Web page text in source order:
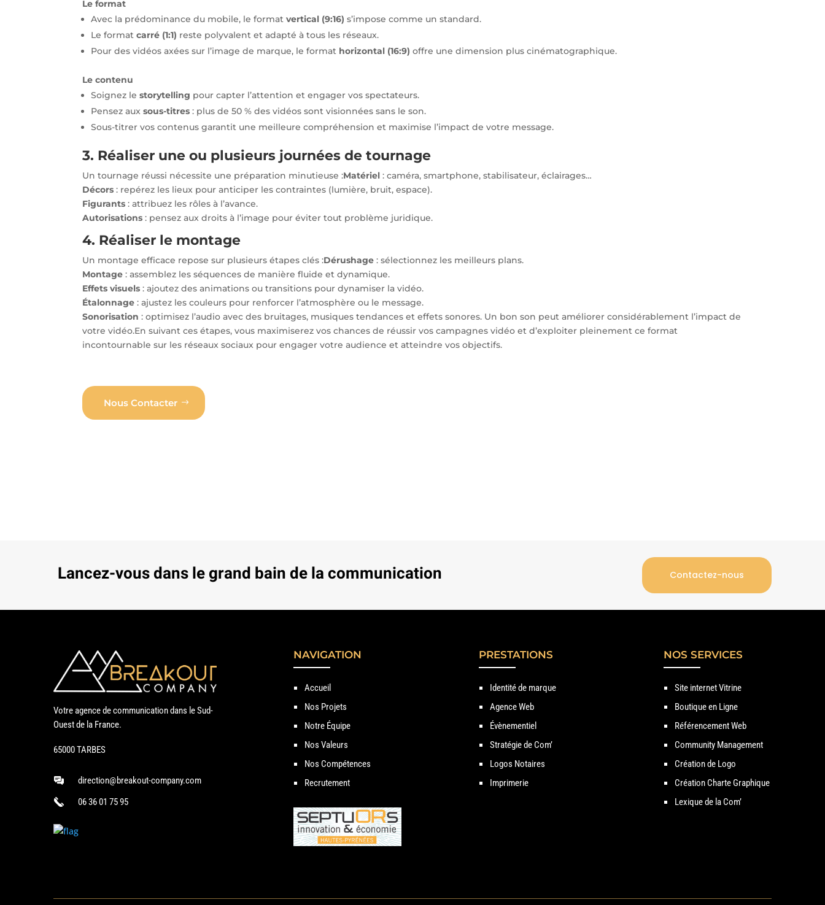
Le format
Avec la prédominance du mobile, le format vertical (9:16) s’impose comme un standard.
Le format carré (1:1) reste polyvalent et adapté à tous les réseaux.
Pour des vidéos axées sur l’image de marque, le format horizontal (16:9) offre une dimension plus cinématographique.
Le contenu
Soignez le storytelling pour capter l’attention et engager vos spectateurs.
Pensez aux sous-titres : plus de 50 % des vidéos sont visionnées sans le son.
Sous-titrer vos contenus garantit une meilleure compréhension et maximise l’impact de votre message.
3. Réaliser une ou plusieurs journées de tournage
Un tournage réussi nécessite une préparation minutieuse :Matériel : caméra, smartphone, stabilisateur, éclairages…
Décors : repérez les lieux pour anticiper les contraintes (lumière, bruit, espace).
Figurants : attribuez les rôles à l’avance.
Autorisations : pensez aux droits à l’image pour éviter tout problème juridique.
4. Réaliser le montage
Un montage efficace repose sur plusieurs étapes clés :Dérushage : sélectionnez les meilleurs plans.
Montage : assemblez les séquences de manière fluide et dynamique.
Effets visuels : ajoutez des animations ou transitions pour dynamiser la vidéo.
Étalonnage : ajustez les couleurs pour renforcer l’atmosphère ou le message.
Sonorisation : optimisez l’audio avec des bruitages, musiques tendances et effets sonores. Un bon son peut améliorer considérablement l’impact de
votre vidéo.En suivant ces étapes, vous maximiserez vos chances de réussir vos campagnes vidéo et d’exploiter pleinement ce format
incontournable sur les réseaux sociaux pour engager votre audience et atteindre vos objectifs.
Nous Contacter
Lancez-vous dans le grand bain de la communication Contactez-nous
Votre agence de communication dans le Sud-
Ouest de la France.
65000 TARBES
direction@breakout-company.com
06 36 01 75 95
NAVIGATION
Accueil
Nos Projets
Notre Équipe
Nos Valeurs
Nos Compétences
Recrutement
PRESTATIONS
Identité de marque
Agence Web
Évènementiel
Stratégie de Com’
Logos Notaires
Imprimerie
NOS SERVICES
Site internet Vitrine
Boutique en Ligne
Référencement Web
Community Management
Création de Logo
Création Charte Graphique
Lexique de la Com’